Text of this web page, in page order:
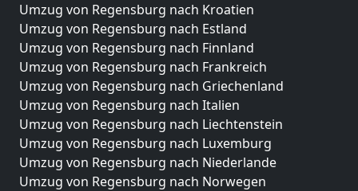
Umzug von Regensburg nach Kroatien
Umzug von Regensburg nach Estland
Umzug von Regensburg nach Finnland
Umzug von Regensburg nach Frankreich
Umzug von Regensburg nach Griechenland
Umzug von Regensburg nach Italien
Umzug von Regensburg nach Liechtenstein
Umzug von Regensburg nach Luxemburg
Umzug von Regensburg nach Niederlande
Umzug von Regensburg nach Norwegen